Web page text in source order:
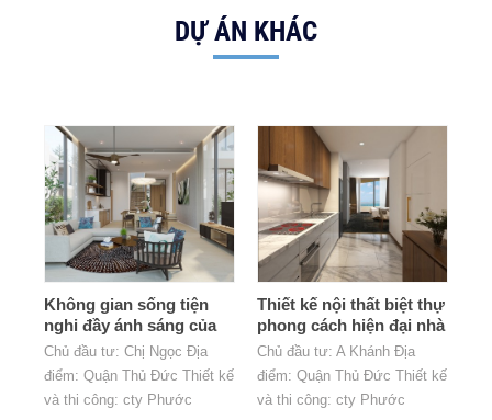
DỰ ÁN KHÁC
Không gian sống tiện
nghi đầy ánh sáng của
gia đình 2 thế hệ
Chủ đầu tư: Chị Ngọc Địa
điểm: Quận Thủ Đức Thiết kế
và thi công: cty Phước
Thiết kế nội thất biệt thự
phong cách hiện đại nhà
a Khánh
Chủ đầu tư: A Khánh Địa
điểm: Quận Thủ Đức Thiết kế
và thi công: cty Phước